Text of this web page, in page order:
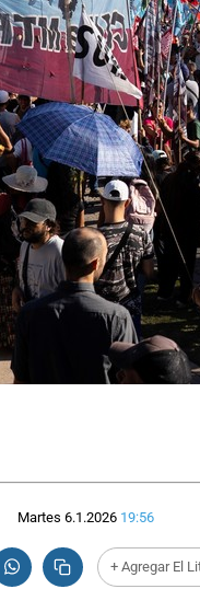
Martes 6.1.2026 19:56
+ Agregar El